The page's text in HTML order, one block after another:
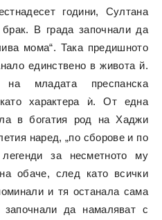
години, Султана
В града започнали да
мома“. Така предишното
единствено в живота й.
на младата преспанска
характера ѝ. От една
в богатия род на Хаджи
наред, „по сборове и по
за несметното му
обаче, след като всички
и тя останала сама
да намаляват с